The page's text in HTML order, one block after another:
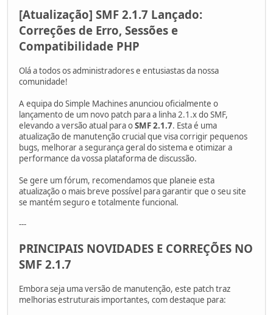
[Atualização] SMF 2.1.7 Lançado:
Correções de Erro, Sessões e
Compatibilidade PHP
Olá a todos os administradores e entusiastas da nossa
comunidade!
A equipa do Simple Machines anunciou oficialmente o
lançamento de um novo patch para a linha 2.1.x do SMF,
elevando a versão atual para oSMF 2.1.7. Esta é uma
atualização de manutenção crucial que visa corrigir pequenos
bugs, melhorar a segurança geral do sistema e otimizar a
performance da vossa plataforma de discussão.
Se gere um fórum, recomendamos que planeie esta
atualização o mais breve possível para garantir que o seu site
se mantém seguro e totalmente funcional.
---
PRINCIPAIS NOVIDADES E CORREÇÕES NO
SMF 2.1.7
Embora seja uma versão de manutenção, este patch traz
melhorias estruturais importantes, com destaque para: